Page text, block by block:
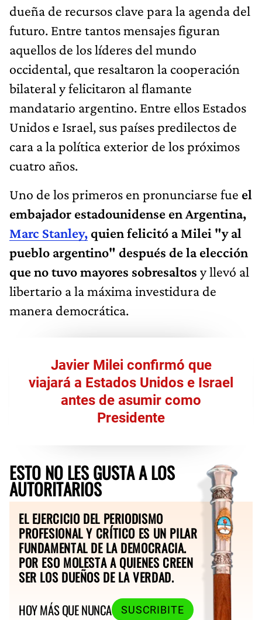
dueña de recursos clave para la agenda del
futuro. Entre tantos mensajes figuran
aquellos de los líderes del mundo
occidental, que resaltaron la cooperación
bilateral y felicitaron al flamante
mandatario argentino. Entre ellos Estados
Unidos e Israel, sus países predilectos de
cara a la política exterior de los próximos
cuatro años.
Uno de los primeros en pronunciarse fue el
embajador estadounidense en Argentina,
Marc Stanley, quien felicitó a Milei "y al
pueblo argentino" después de la elección
que no tuvo mayores sobresaltos y llevó al
libertario a la máxima investidura de
manera democrática.
Javier Milei confirmó que
viajará a Estados Unidos e Israel
antes de asumir como
Presidente
ESTO NO LES GUSTA A LOS
AUTORITARIOS
EL EJERCICIO DEL PERIODISMO
PROFESIONAL Y CRÍTICO ES UN PILAR
FUNDAMENTAL DE LA DEMOCRACIA.
POR ESO MOLESTA A QUIENES CREEN
SER LOS DUEÑOS DE LA VERDAD.
HOY MÁS QUE NUNCA
SUSCRIBITE